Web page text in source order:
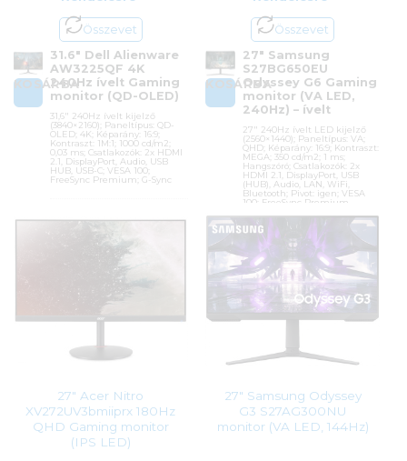
Összevet
KOSÁRBA
31.6″ Dell Alienware
AW3225QF 4K
240Hz ívelt Gaming
monitor (QD-OLED)
31,6″ 240Hz ívelt kijelző
(3840×2160); Paneltípus: QD-
OLED; 4K; Képarány: 16:9;
Kontraszt: 1M:1; 1000 cd/m2;
0,03 ms; Csatlakozók: 2x HDMI
2.1, DisplayPort, Audio, USB
HUB, USB-C; VESA 100;
FreeSync Premium; G-Sync
Kategória:
Gamer monitorok
Dell
36 hónap
Azonosító:
50418
439 900Ft
Összevet
KOSÁRBA
27″ Samsung
S27BG650EU
Odyssey G6 Gaming
monitor (VA LED,
240Hz) – ívelt
27″ 240Hz ívelt LED kijelző
(2560×1440); Paneltípus: VA;
QHD; Képarány: 16:9; Kontraszt:
MEGA; 350 cd/m2; 1 ms;
Hangszóró; Csatlakozók: 2x
HDMI 2.1, DisplayPort, USB
(HUB), Audio, LAN, WiFi,
Bluetooth; Pivot: igen; VESA
100; FreeSync Premium
Cikkszám:
LS27BG650EUXEN
Gamer monitorok
Gyártó:
Samsung
Garanciaidő:
24 hónap
ÁFA:
Azonosító:
27″ Acer Nitro
XV272UV3bmiiprx 180Hz
QHD Gaming monitor
(IPS LED)
27″ Samsung Odyssey
G3 S27AG300NU
monitor (VA LED, 144Hz)